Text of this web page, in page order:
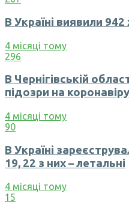
В Україні виявили
4 місяці тому
296
В Чернігівській
підозри на
4 місяці тому
90
В Україні
19, 22 з них – летальні
4 місяці тому
15